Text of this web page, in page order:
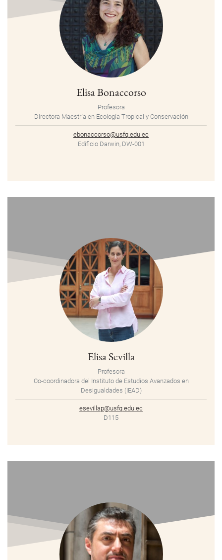
Elisa Bonaccorso
Profesora
Directora Maestría en Ecología Tropical y Conservación
ebonaccorso@usfq.edu.ec
Edificio Darwin, DW-001
Elisa Sevilla
Profesora
Co-coordinadora del Instituto de Estudios Avanzados en
Desigualdades (IEAD)
esevillap@usfq.edu.ec
D115